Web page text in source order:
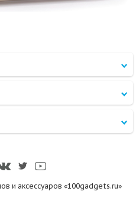
и аксессуаров «100gadgets.ru»